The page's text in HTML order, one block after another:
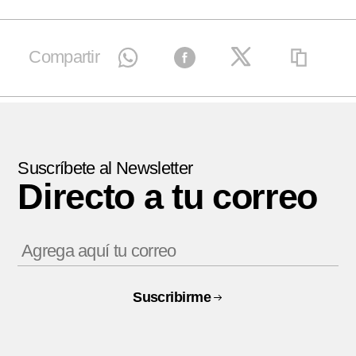
Compartir
Suscríbete al Newsletter
Directo a tu correo
Suscribirme